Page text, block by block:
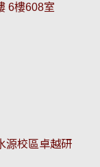
6樓608室
源校區卓越研